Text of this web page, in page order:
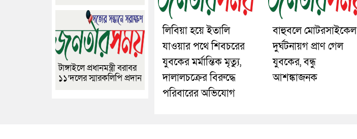
লিবিয়া হয়ে ইতালি
যাওয়ার পথে শিবচরের
যুবকের মর্মান্তিক মৃত্যু,
দালালচক্রের বিরুদ্ধে
পরিবারের অভিযোগ
বাহুবলে মোটরসাইকেল
দুর্ঘটনায়গ প্রাণ গেল
যুবকের, বন্ধু
আশঙ্কাজনক
টাঙ্গাইলে প্রধানমন্ত্রী বরাবর
১১’দলের স্মারকলিপি প্রদান